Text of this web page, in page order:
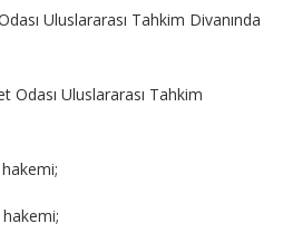
Uluslararası Tahkim Divanında
Odası Uluslararası Tahkim